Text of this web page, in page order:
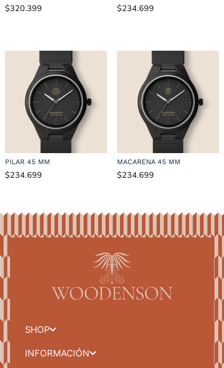
$320.399 $234.699
PILAR 45 MM
$234.699
MACARENA 45 MM
$234.699
SHOP
INFORMACIÓN